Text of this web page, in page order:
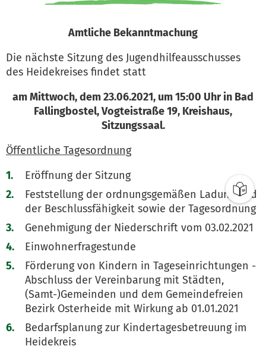
Amtliche Bekanntmachung
Die nächste Sitzung des Jugendhilfeausschusses
des Heidekreises findet statt
am Mittwoch, dem 23.06.2021, um 15:00 Uhr in Bad
Fallingbostel, Vogteistraße 19, Kreishaus,
Sitzungssaal.
Öffentliche Tagesordnung
Eröffnung der Sitzung
Feststellung der ordnungsgemäßen Ladung und
der Beschlussfähigkeit sowie der Tagesordnung
Genehmigung der Niederschrift vom 03.02.2021
Einwohnerfragestunde
Förderung von Kindern in Tageseinrichtungen -
Abschluss der Vereinbarung mit Städten,
(Samt-)Gemeinden und dem Gemeindefreien
Bezirk Osterheide mit Wirkung ab 01.01.2021
Bedarfsplanung zur Kindertagesbetreuung im
Heidekreis